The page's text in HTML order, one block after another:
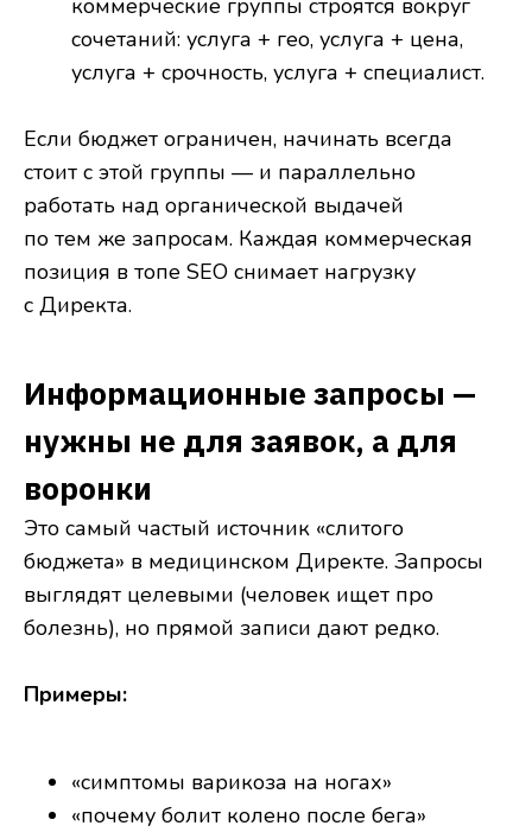
коммерческие группы строятся вокруг
сочетаний: услуга + гео, услуга + цена,
услуга + срочность, услуга + специалист.
Если бюджет ограничен, начинать всегда
стоит с этой группы — и параллельно
работать над органической выдачей
по тем же запросам. Каждая коммерческая
позиция в топе SEO снимает нагрузку
с Директа.
Информационные запросы —
нужны не для заявок, а для
воронки
Это самый частый источник «слитого
бюджета» в медицинском Директе. Запросы
выглядят целевыми (человек ищет про
болезнь), но прямой записи дают редко.
Примеры:
«симптомы варикоза на ногах»
«почему болит колено после бега»